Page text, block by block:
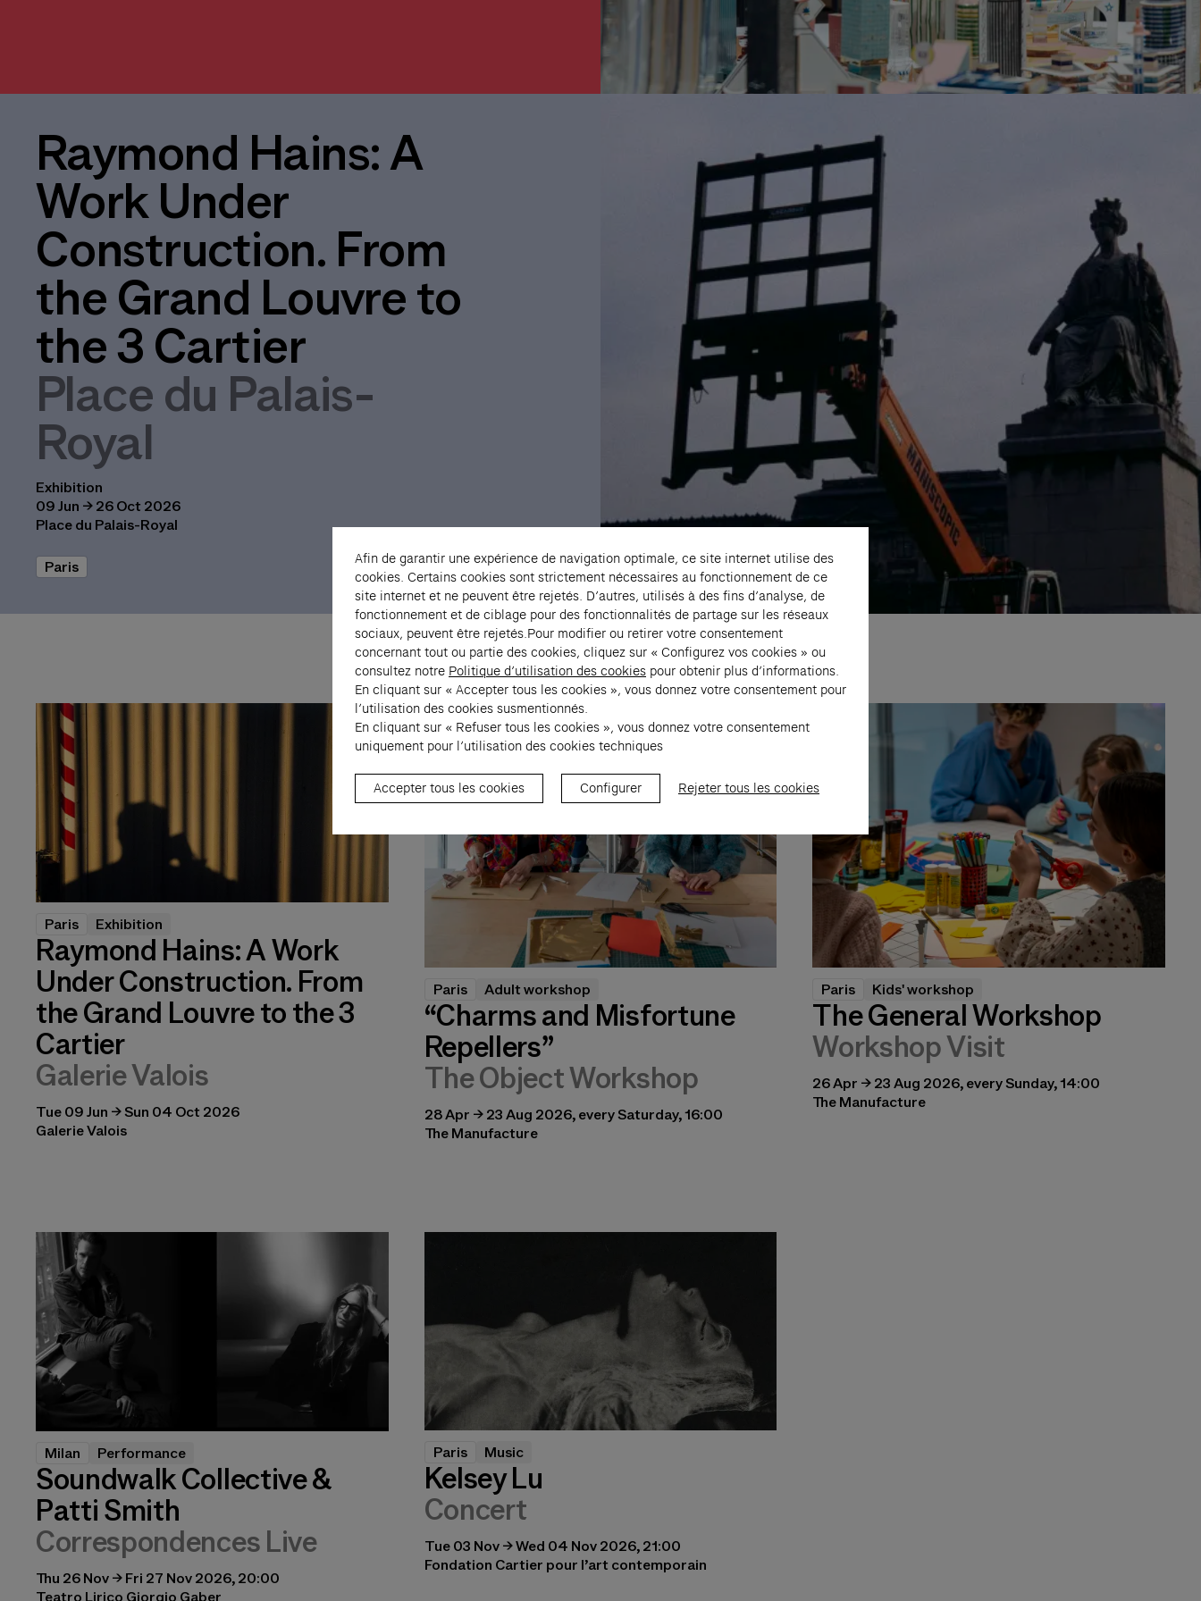
Raymond Hains: A
Work Under
Construction. From
the Grand Louvre to
the 3 Cartier
Place du Palais-
Royal
Exhibition
09 Jun → 26 Oct 2026
Place du Palais-Royal
Paris
Paris Exhibition
Raymond Hains: A Work
Under Construction. From
the Grand Louvre to the 3
Cartier
Galerie Valois
Tue 09 Jun → Sun 04 Oct 2026
Galerie Valois
Paris Adult workshop
“Charms and Misfortune
Repellers”
The Object Workshop
28 Apr → 23 Aug 2026, every Saturday, 16:00
The Manufacture
Paris Kids' workshop
The General Workshop
Workshop Visit
26 Apr → 23 Aug 2026, every Sunday, 14:00
The Manufacture
Milan Performance
Soundwalk Collective &
Patti Smith
Correspondences Live
Thu 26 Nov → Fri 27 Nov 2026, 20:00
Teatro Lirico Giorgio Gaber
Paris Music
Kelsey Lu
Concert
Tue 03 Nov → Wed 04 Nov 2026, 21:00
Fondation Cartier pour l’art contemporain
Afin de garantir une expérience de navigation optimale, ce site internet utilise des
cookies. Certains cookies sont strictement nécessaires au fonctionnement de ce
site internet et ne peuvent être rejetés. D’autres, utilisés à des fins d’analyse, de
fonctionnement et de ciblage pour des fonctionnalités de partage sur les réseaux
sociaux, peuvent être rejetés.Pour modifier ou retirer votre consentement
concernant tout ou partie des cookies, cliquez sur « Configurez vos cookies » ou
consultez notre Politique d’utilisation des cookies pour obtenir plus d’informations.
En cliquant sur « Accepter tous les cookies », vous donnez votre consentement pour
l’utilisation des cookies susmentionnés.
En cliquant sur « Refuser tous les cookies », vous donnez votre consentement
uniquement pour l’utilisation des cookies techniques
Accepter tous les cookies Configurer Rejeter tous les cookies